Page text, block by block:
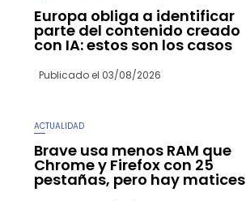
Europa obliga a identificar
parte del contenido creado
con IA: estos son los casos
Publicado el 03/08/2026
ACTUALIDAD
Brave usa menos RAM que
Chrome y Firefox con 25
pestañas, pero hay matices